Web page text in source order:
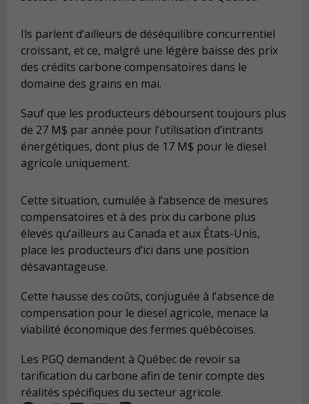
Ils parlent d’ailleurs de déséquilibre concurrentiel
croissant, et ce, malgré une légère baisse des prix
des crédits carbone compensatoires dans le
domaine des grains en mai.
Sauf que les producteurs déboursent toujours plus
de 27 M$ par année pour l’utilisation d’intrants
énergétiques, dont plus de 17 M$ pour le diesel
agricole uniquement.
Cette situation, cumulée à l’absence de mesures
compensatoires et à des prix du carbone plus
élevés qu’ailleurs au Canada et aux États-Unis,
place les producteurs d’ici dans une position
désavantageuse.
Cette hausse des coûts, conjuguée à l’absence de
compensation pour le diesel agricole, menace la
viabilité économique des fermes québécoises.
Les PGQ demandent à Québec de revoir sa
tarification du carbone afin de tenir compte des
réalités spécifiques du secteur agricole.